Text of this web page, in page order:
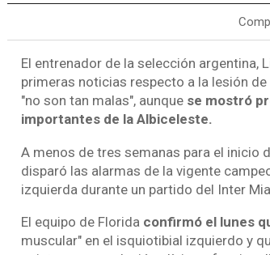
El entrenador de la selección argentina,
primeras noticias respecto a la lesión
"no son tan malas", aunque se mostró
importantes de la Albiceleste.
A menos de tres semanas para el inicio
disparó las alarmas de la vigente
izquierda durante un partido del Inter
El equipo de Florida confirmó el lunes
muscular" en el isquiotibial izquierdo y